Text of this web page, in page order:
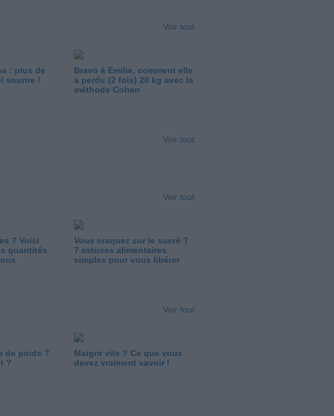
Voir tout
: plus de
sourire !
Bravo à Emilie, comment elle
a perdu (2 fois) 20 kg avec la
méthode Cohen
Voir tout
Voir tout
? Voici
quantités
Vous craquez sur le sucré ?
7 astuces alimentaires
simples pour vous libérer
Voir tout
de poids ?
?
Maigrir vite ? Ce que vous
devez vraiment savoir !